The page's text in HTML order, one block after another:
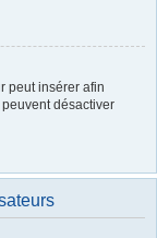
peut insérer afin
désactiver